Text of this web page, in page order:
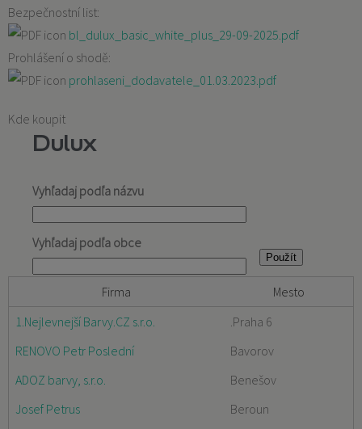
Bezpečnostní list:
bl_dulux_basic_white_plus_29-09-2025.pdf
Prohlášení o shodě:
prohlaseni_dodavatele_01.03.2023.pdf
Kde koupit
Dulux
Vyhľadaj podľa názvu
Vyhľadaj podľa obce
Firma
Mesto
1.Nejlevnejší Barvy.CZ s.r.o.
.Praha 6
RENOVO Petr Poslední
Bavorov
ADOZ barvy, s.r.o.
Benešov
Josef Petrus
Beroun